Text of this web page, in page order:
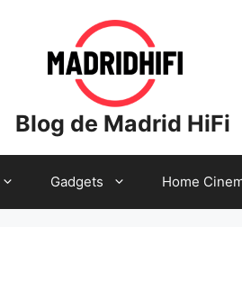
Blog de Madrid HiFi
Gadgets Home